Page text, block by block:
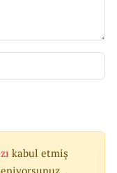
kabul etmiş